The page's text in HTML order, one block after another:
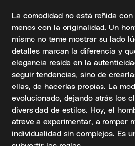
La comodidad no está reñida
menos con la originalidad. Un
mismo no teme mostrar su lado
detalles marcan la diferencia y
elegancia reside en la
seguir tendencias, sino de
ellas, de hacerlas propias. La
evolucionado, dejando atrás los
diversidad de estilos. Hoy, el
atreve a experimentar, a romper
individualidad sin complejos. Es